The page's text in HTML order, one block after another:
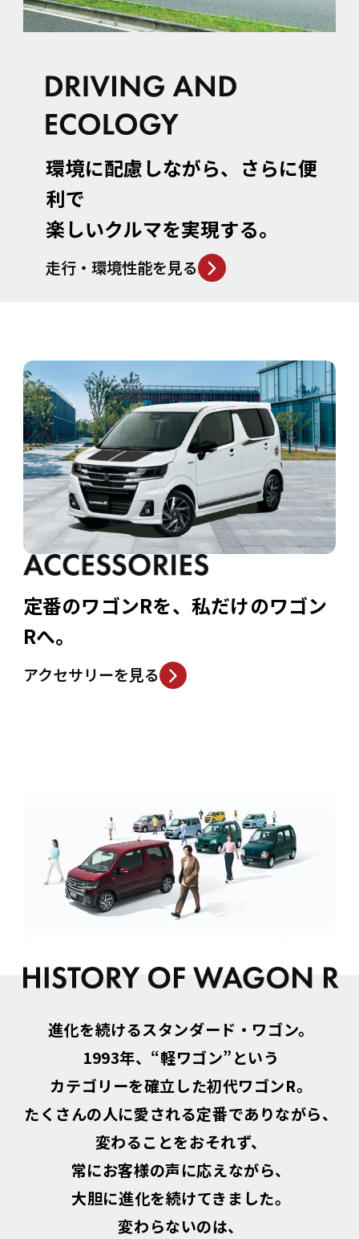
環境に配慮しながら、 さらに便
利で
楽しいクルマを実現する。
走行・環境性能を見る
定番のワゴンRを、私だけのワゴン
Rへ。
アクセサリーを見る
進化を続けるスタンダード・ワゴン。
1993年、“軽ワゴン”という
カテゴリーを確立した初代ワゴンR。
たくさんの人に愛される定番でありながら、
変わることをおそれず、
常にお客様の声に応えながら、
大胆に進化を続けてきました。
変わらないのは、